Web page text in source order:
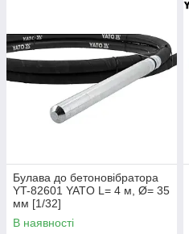
Булава до бетоновібратора
YT-82601 YATO L= 4 м, Ø= 35
мм [1/32]
В наявності